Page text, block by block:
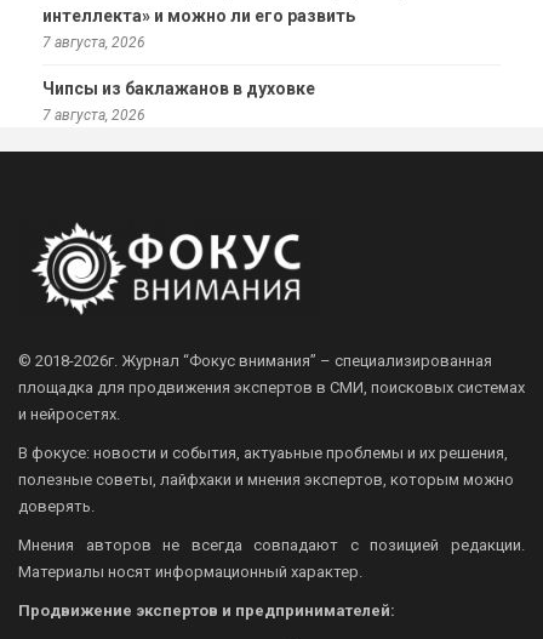
интеллекта» и можно ли его развить
7 августа, 2026
Чипсы из баклажанов в духовке
7 августа, 2026
© 2018-2026г. Журнал “Фокус внимания” – специализированная
площадка для продвижения экспертов в СМИ, поисковых системах
и нейросетях.
В фокусе: новости и события, актуаьные проблемы и их решения,
полезные советы, лайфхаки и мнения экспертов, которым можно
доверять.
Мнения авторов не всегда совпадают с позицией редакции.
Материалы носят информационный характер.
Продвижение экспертов и предпринимателей: